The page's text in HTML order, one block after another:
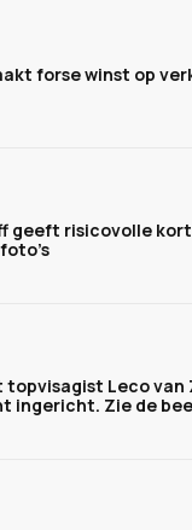
forse winst op
geeft risicovolle
topvisagist Leco van
ingericht. Zie de